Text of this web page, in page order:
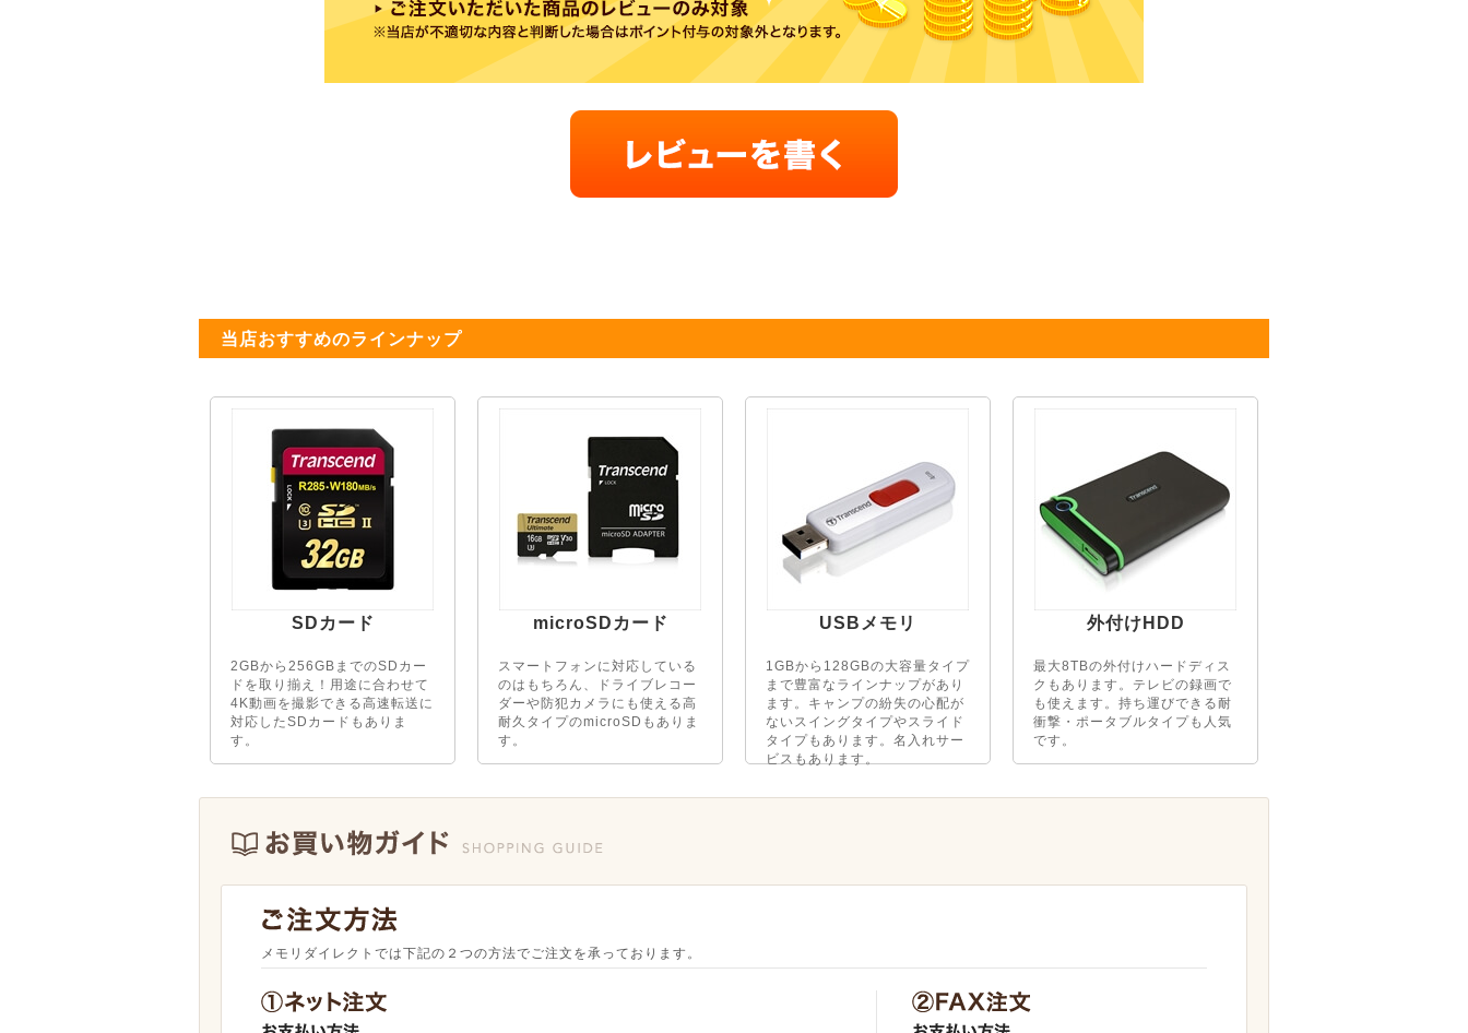
当店おすすめのラインナップ
SDカード
2GBから256GBまでのSDカー
ドを取り揃え！用途に合わせて
4K動画を撮影できる高速転送に
対応したSDカードもありま
す。
microSDカード
スマートフォンに対応している
のはもちろん、ドライブレコー
ダーや防犯カメラにも使える高
耐久タイプのmicroSDもありま
す。
USBメモリ
1GBから128GBの大容量タイプ
まで豊富なラインナップがあり
ます。キャンプの紛失の心配が
ないスイングタイプやスライド
タイプもあります。名入れサー
ビスもあります。
外付けHDD
最大8TBの外付けハードディス
クもあります。テレビの録画で
も使えます。持ち運びできる耐
衝撃・ポータブルタイプも人気
です。
メモリダイレクトでは下記の２つの方法でご注文を承っております。